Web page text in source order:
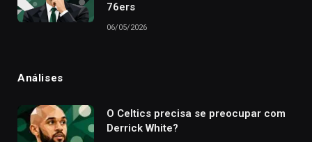
76ers
06/05/2026
Análises
O Celtics precisa se preocupar com
Derrick White?